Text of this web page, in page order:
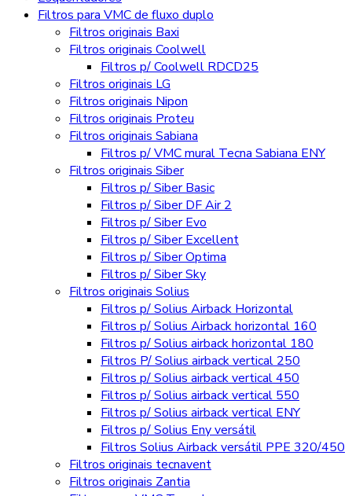
Filtros para VMC de fluxo duplo
Filtros originais Baxi
Filtros originais Coolwell
Filtros p/ Coolwell RDCD25
Filtros originais LG
Filtros originais Nipon
Filtros originais Proteu
Filtros originais Sabiana
Filtros p/ VMC mural Tecna Sabiana ENY
Filtros originais Siber
Filtros p/ Siber Basic
Filtros p/ Siber DF Air 2
Filtros p/ Siber Evo
Filtros p/ Siber Excellent
Filtros p/ Siber Optima
Filtros p/ Siber Sky
Filtros originais Solius
Filtros p/ Solius Airback Horizontal
Filtros p/ Solius Airback horizontal 160
Filtros p/ Solius airback horizontal 180
Filtros P/ Solius airback vertical 250
Filtros p/ Solius airback vertical 450
Filtros p/ Solius airback vertical 550
Filtros p/ Solius airback vertical ENY
Filtros p/ Solius Eny versátil
Filtros Solius Airback versátil PPE 320/450
Filtros originais tecnavent
Filtros originais Zantia